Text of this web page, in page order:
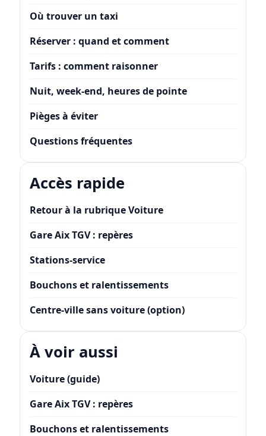
Où trouver un taxi
Réserver : quand et comment
Tarifs : comment raisonner
Nuit, week-end, heures de pointe
Pièges à éviter
Questions fréquentes
Accès rapide
Retour à la rubrique Voiture
Gare Aix TGV : repères
Stations-service
Bouchons et ralentissements
Centre-ville sans voiture (option)
À voir aussi
Voiture (guide)
Gare Aix TGV : repères
Bouchons et ralentissements